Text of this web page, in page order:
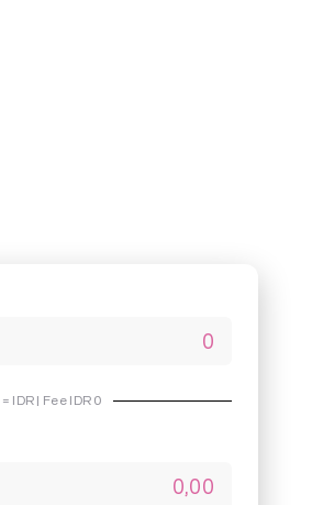
= IDR | Fee IDR0